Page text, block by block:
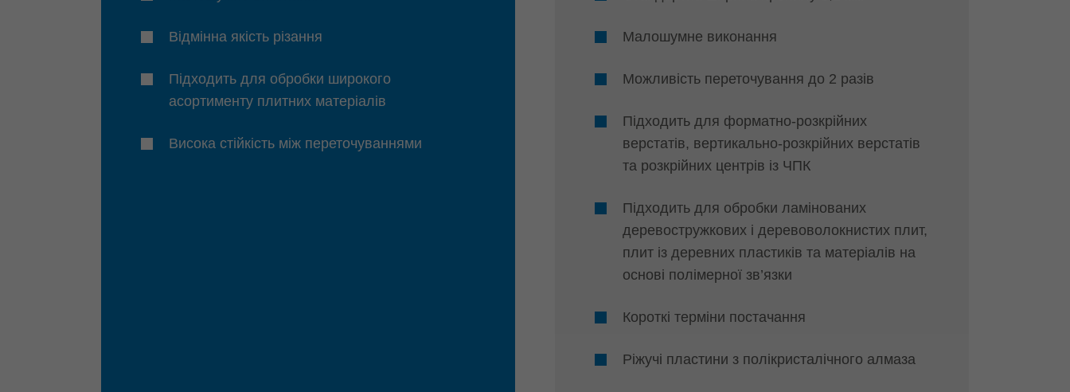
Відмінна якість різання
Підходить для обробки широкого
асортименту плитних матеріалів
Висока стійкість між переточуваннями
Малошумне виконання
Можливість переточування до 2 разів
Підходить для форматно‑розкрійних
верстатів, вертикально‑розкрійних верстатів
та розкрійних центрів із ЧПК
Підходить для обробки ламінованих
деревостружкових і деревоволокнистих плит,
плит із деревних пластиків та матеріалів на
основі полімерної зв’язки
Короткі терміни постачання
Ріжучі пластини з полікристалічного алмаза